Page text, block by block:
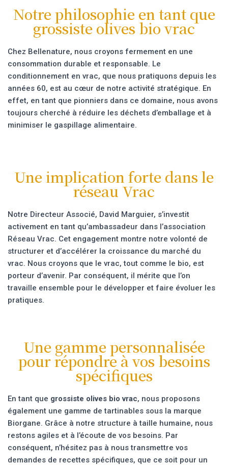
Notre philosophie en tant que
grossiste olives bio vrac
Chez Bellenature, nous croyons fermement en une
consommation durable et responsable. Le
conditionnement en vrac, que nous pratiquons depuis les
années 60, est au cœur de notre activité stratégique. En
effet, en tant que pionniers dans ce domaine, nous avons
toujours cherché à réduire les déchets d’emballage et à
minimiser le gaspillage alimentaire.
Une implication forte dans le
réseau Vrac
Notre Directeur Associé, David Marguier, s’investit
activement en tant qu’ambassadeur dans l’association
Réseau Vrac. Cet engagement montre notre volonté de
structurer et d’accélérer la croissance du marché du
vrac. Nous croyons que le vrac, tout comme le bio, est
porteur d’avenir. Par conséquent, il mérite que l’on
travaille ensemble pour le développer et faire évoluer les
pratiques.
Une gamme personnalisée
pour répondre à vos besoins
spécifiques
En tant que grossiste olives bio vrac, nous proposons
également une gamme de tartinables sous la marque
Biorgane. Grâce à notre structure à taille humaine, nous
restons agiles et à l’écoute de vos besoins. Par
conséquent, n’hésitez pas à nous transmettre vos
demandes de recettes spécifiques, que ce soit pour un